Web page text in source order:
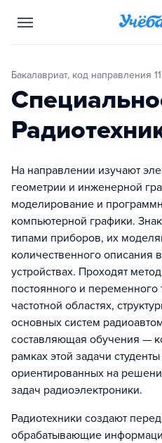
Бакалавриат, код направления
На направлении изучают
геометрии и инженерной
моделирование и
компьютерной графики.
типами приборов, их
количественного описания
устройствах. Проходят
постоянного и
частотной областях,
основных систем
составляющая обучения —
рамках этой задачи
ориентированных на
задач радиоэлектроники.
Радиотехники создают
обрабатывающие